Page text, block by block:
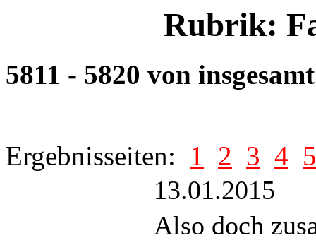
Rubrik:
5811 - 5820 von
Ergebnisseiten: 1 2 3 4 5
13.01.2015
Also doch